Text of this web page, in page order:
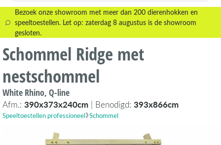
Bezoek onze showroom met meer dan 200 dierenhokken en
speeltoestellen. Let op: zaterdag 8 augustus is de showroom
gesloten.
Schommel Ridge met
nestschommel
White Rhino, Q-line
Afm.: 390x373x240cm | Benodigd: 393x866cm
Speeltoestellen professioneel Schommel